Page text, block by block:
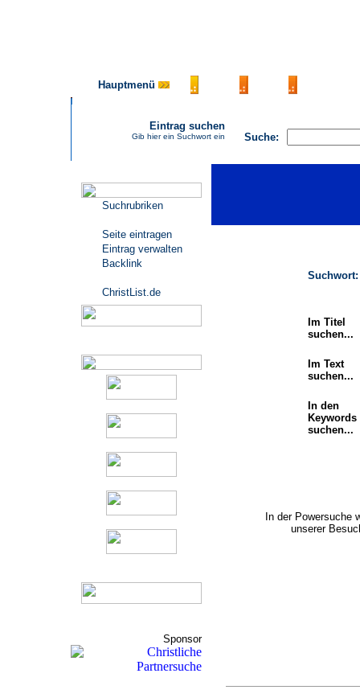
Hauptmenü
Suche:
Eintrag suchen
Gib hier ein Suchwort ein
Suchrubriken
Seite eintragen
Eintrag verwalten
Backlink
ChristList.de
Sponsor
Suchwort:
Im Titel
suchen...
Im Text
suchen...
In den
Keywords
suchen...
In der Powersuche
unserer